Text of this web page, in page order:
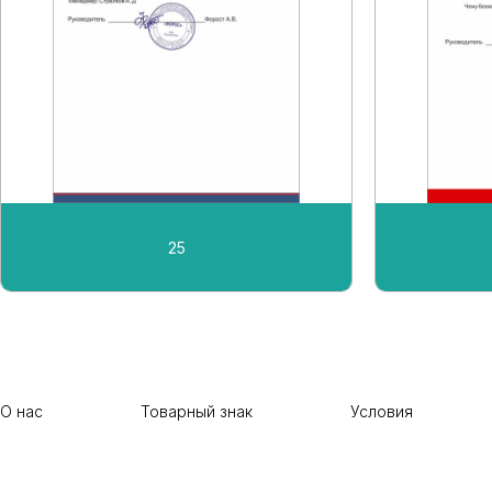
25
О нас Товарный знак Условия